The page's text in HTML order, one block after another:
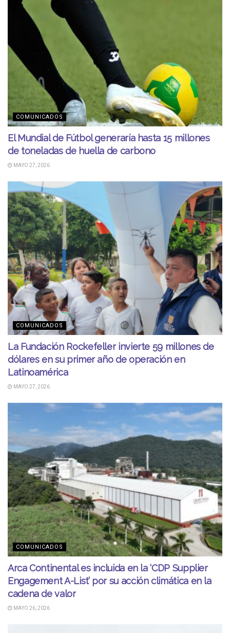
COMUNICADOS
El Mundial de Fútbol generaría hasta 15 millones
de toneladas de huella de carbono
MAYO 27, 2026
COMUNICADOS
La Fundación Rockefeller invierte 59 millones de
dólares en su primer año de operación en
Latinoamérica
MAYO 27, 2026
COMUNICADOS
Arca Continental es incluida en la ‘CDP Supplier
Engagement A-List’ por su acción climática en la
cadena de valor
MAYO 26, 2026